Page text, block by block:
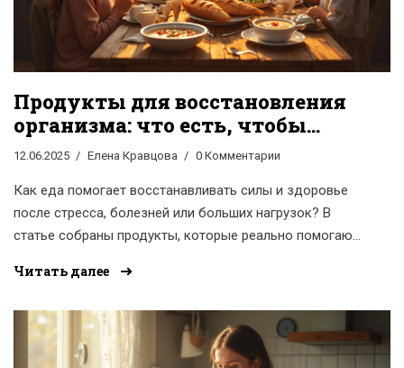
Продукты для восстановления
организма: что есть, чтобы
быстро прийти в норму
12.06.2025 Елена Кравцова 0 Комментарии
Как еда помогает восстанавливать силы и здоровье
после стресса, болезней или больших нагрузок? В
статье собраны продукты, которые реально помогают
что есть после тренировки, длительной болезни или
ускоряют процесс восстановления и какие простые
решения могут помочь каждый день.
Читать далее